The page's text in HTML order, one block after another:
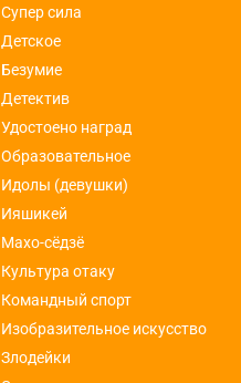
Супер сила
Детское
Безумие
Детектив
Удостоено наград
Образовательное
Идолы (девушки)
Ияшикей
Махо-сёдзё
Культура отаку
Командный спорт
Изобразительное искусство
Злодейки